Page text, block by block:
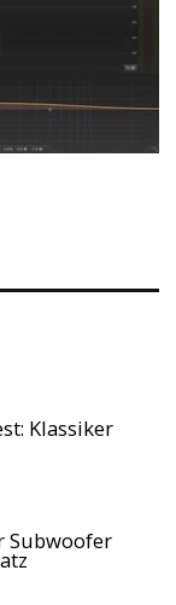
Klassiker
Subwoofer